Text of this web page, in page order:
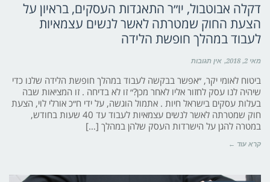
דקלה אבוטבול, יו״ר התאגדות העסקים, בראיון על
הצעת החוק שמטרתה לאשר לנשים עצמאיות
לעבוד במהלך חופשת הלידה
מאי 2, 2018 אין תגובות
ביטוח לאומי יקר, ״אפשר בבקשה לעבוד במהלך חופשת הלידה שלנו כדי
שיהיה לנו עסק לחזור אליו לאחר מכן?״ זו לא בדיחה . זו המציאות שבה
בעלות עסקים בישראל חיות . אתמול הוגשה, על ידי ח״כ אורלי לוי, הצעת
חוק שמטרתה לאשר לנשים עצמאיות לעבוד עד 40 שעות בחודש,
במטרה להגן על הישרדות העסק שלהן במהלך […]
קרא עוד ←